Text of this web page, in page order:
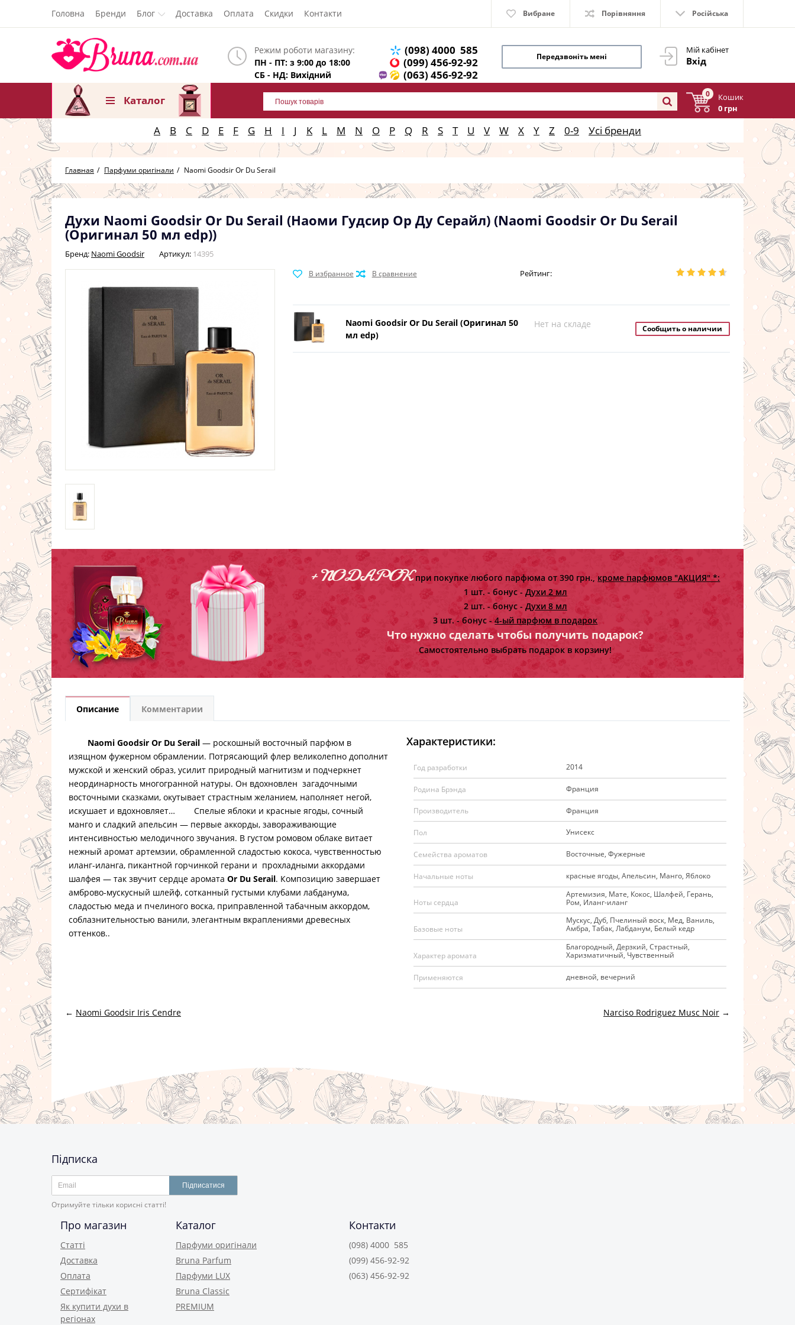
Головна Бренди Блог Доставка Оплата Скидки Контакти Вибране Порівняння Російська
Мій кабінет
Вхід
Режим роботи магазину:
ПН - ПТ: з 9:00 до 18:00
СБ - НД: Вихідний
(098) 4000 585
(099) 456-92-92
(063) 456-92-92
Передзвоніть мені
0
Кошик
0 грн
Каталог
A B C D E F G H I J K L M N O P Q R S T U V W X Y Z 0-9 Усі бренди
Главная Парфуми оригінали Naomi Goodsir Or Du Serail
Духи Naomi Goodsir Or Du Serail (Наоми Гудсир Ор Ду Серайл) (Naomi Goodsir Or Du Serail
(Оригинал 50 мл edp))
Бренд: Naomi Goodsir Артикул: 14395
Рейтинг:
Naomi Goodsir Or Du Serail (Оригинал 50
мл edp)
Нет на складе Сообщить о наличии
+ ПОДАРОКпри покупке любого парфюма от 390 грн., кроме парфюмов "АКЦИЯ" *:
1 шт. - бонус - Духи 2 мл
2 шт. - бонус - Духи 8 мл
3 шт. - бонус -4-ый парфюм в подарок
Что нужно сделать чтобы получить подарок?
Самостоятельно выбрать подарок в корзину!
Описание Комментарии
Naomi Goodsir Or Du Serail — роскошный восточный парфюм в
изящном фужерном обрамлении. Потрясающий флер великолепно дополнит
мужской и женский образ, усилит природный магнитизм и подчеркнет
неординарность многогранной натуры. Он вдохновлен загадочными
восточными сказками, окутывает страстным желанием, наполняет негой,
искушает и вдохновляет…
Спелые яблоки и красные ягоды, сочный
манго и сладкий апельсин — первые аккорды, завораживающие
интенсивностью мелодичного звучания. В густом ромовом облаке витает
нежный аромат артемзии, обрамленной сладостью кокоса, чувственностью
иланг-иланга, пикантной горчинкой герани и прохладными аккордами
шалфея — так звучит сердце аромата Or Du Serail. Композицию завершает
амброво-мускусный шлейф, сотканный густыми клубами лабданума,
сладостью меда и пчелиного воска, приправленной табачным аккордом,
соблазнительностью ванили, элегантным вкраплениями древесных
оттенков..
Характеристики:
Год разработки 2014
Родина Брэнда Франция
Производитель Франция
Пол Унисекс
Семейства ароматов Восточные, Фужерные
Начальные ноты красные ягоды, Апельсин, Манго, Яблоко
Ноты сердца
Артемизия, Мате, Кокос, Шалфей, Герань,
Ром, Иланг-иланг
Базовые ноты
Мускус, Дуб, Пчелиный воск, Мед, Ваниль,
Амбра, Табак, Лабданум, Белый кедр
Характер аромата
Благородный, Дерзкий, Страстный,
Харизматичный, Чувственный
Применяются дневной, вечерний
← Naomi Goodsir Iris Cendre Narciso Rodriguez Musc Noir →
Підписка
Підписатися
Отримуйте тільки корисні статті!
Про магазин
Статті
Доставка
Оплата
Сертифікат
Як купити духи в
регіонах
Каталог
Парфуми оригінали
Bruna Parfum
Парфуми LUX
Bruna Classic
PREMIUM
Контакти
(098) 4000 585
(099) 456-92-92
(063) 456-92-92